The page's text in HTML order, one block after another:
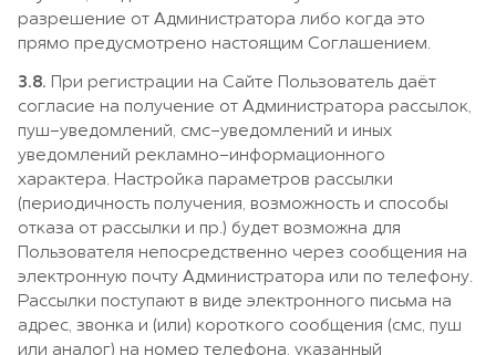
разрешение от Администратора либо когда это
прямо предусмотрено настоящим Соглашением.
3.8. При регистрации на Сайте Пользователь даёт
согласие на получение от Администратора рассылок,
пуш-уведомлений, смс-уведомлений и иных
уведомлений рекламно-информационного
характера. Настройка параметров рассылки
(периодичность получения, возможность и способы
отказа от рассылки и пр.) будет возможна для
Пользователя непосредственно через сообщения на
электронную почту Администратора или по телефону.
Рассылки поступают в виде электронного письма на
адрес, звонка и (или) короткого сообщения (смс, пуш
или аналог) на номер телефона, указанный